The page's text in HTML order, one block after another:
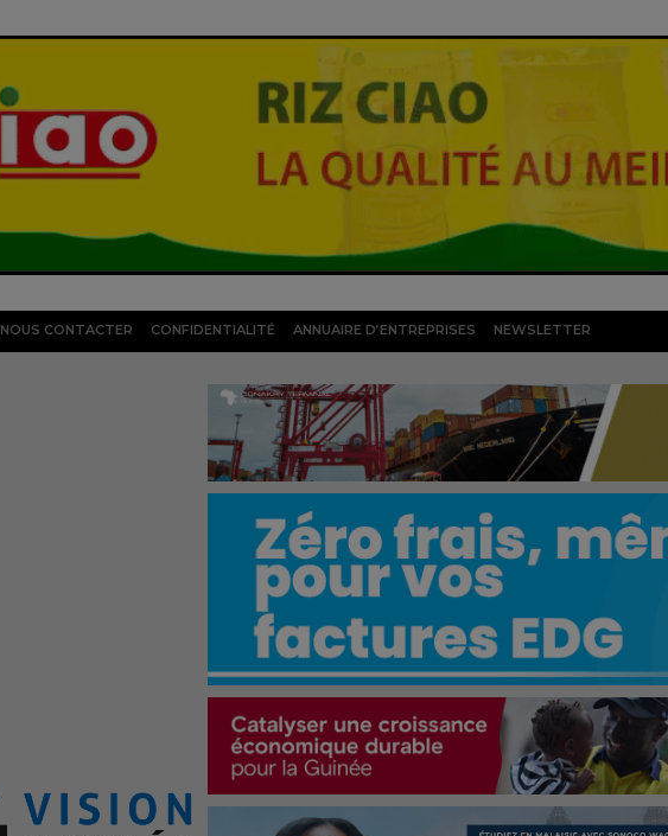
NOUS CONTACTER CONFIDENTIALITÉ ANNUAIRE D’ENTREPRISES NEWSLETTER